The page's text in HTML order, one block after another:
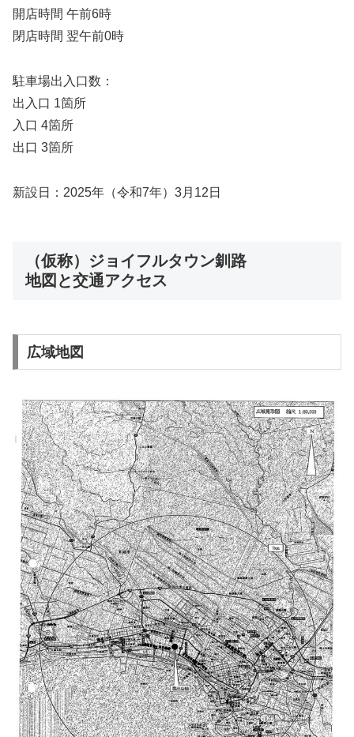
開店時間 午前6時
閉店時間 翌午前0時
駐車場出入口数：
出入口 1箇所
入口 4箇所
出口 3箇所
新設日：2025年（令和7年）3月12日
（仮称）ジョイフルタウン釧路
地図と交通アクセス
広域地図